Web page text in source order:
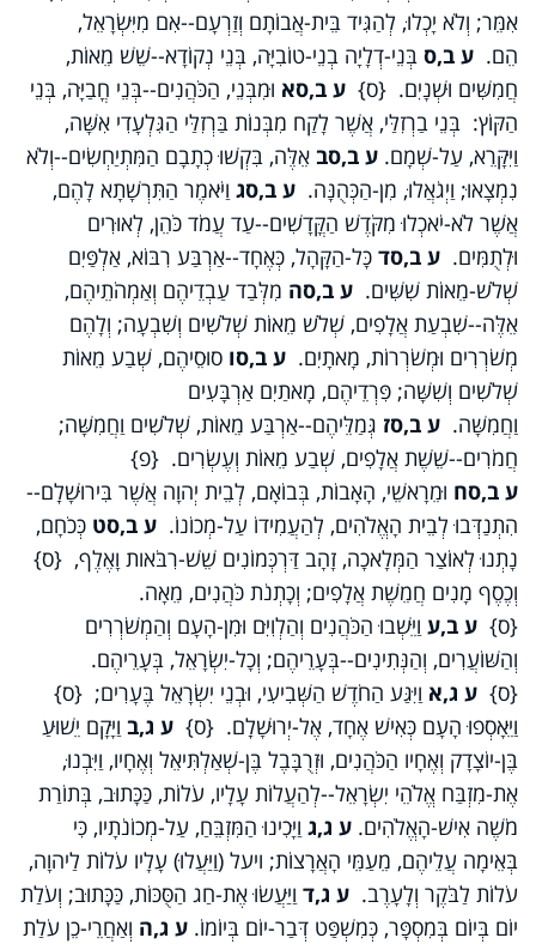
אִמֵּר; וְלֹא יָכְלוּ, לְהַגִּיד בֵּית-אֲבוֹתָם וְזַרְעָם--אִם מִיִּשְׂרָאֵל,
הֵם. ע ב,ס בְּנֵי-דְלָיָה בְנֵי-טוֹבִיָּה, בְּנֵי נְקוֹדָא--שֵׁשׁ מֵאוֹת,
חֲמִשִּׁים וּשְׁנָיִם. {ס} ע ב,סא וּמִבְּנֵי, הַכֹּהֲנִים--בְּנֵי חֳבַיָּה, בְּנֵי
הַקּוֹץ: בְּנֵי בַרְזִלַּי, אֲשֶׁר לָקַח מִבְּנוֹת בַּרְזִלַּי הַגִּלְעָדִי אִשָּׁה,
וַיִּקָּרֵא, עַל-שְׁמָם. ע ב,סב אֵלֶּה, בִּקְשׁוּ כְתָבָם הַמִּתְיַחְשִׂים--וְלֹא
נִמְצָאוּ; וַיְגֹאֲלוּ, מִן-הַכְּהֻנָּה. ע ב,סג וַיֹּאמֶר הַתִּרְשָׁתָא לָהֶם,
אֲשֶׁר לֹא-יֹאכְלוּ מִקֹּדֶשׁ הַקֳּדָשִׁים--עַד עֲמֹד כֹּהֵן, לְאוּרִים
וּלְתֻמִּים. ע ב,סד כָּל-הַקָּהָל, כְּאֶחָד--אַרְבַּע רִבּוֹא, אַלְפַּיִם
שְׁלֹשׁ-מֵאוֹת שִׁשִּׁים. ע ב,סה מִלְּבַד עַבְדֵיהֶם וְאַמְהֹתֵיהֶם,
אֵלֶּה--שִׁבְעַת אֲלָפִים, שְׁלֹשׁ מֵאוֹת שְׁלֹשִׁים וְשִׁבְעָה; וְלָהֶם
מְשֹׁרְרִים וּמְשֹׁרְרוֹת, מָאתָיִם. ע ב,סו סוּסֵיהֶם, שְׁבַע מֵאוֹת
שְׁלֹשִׁים וְשִׁשָּׁה; פִּרְדֵיהֶם, מָאתַיִם אַרְבָּעִים
וַחֲמִשָּׁה. ע ב,סז גְּמַלֵּיהֶם--אַרְבַּע מֵאוֹת, שְׁלֹשִׁים וַחֲמִשָּׁה;
חֲמֹרִים--שֵׁשֶׁת אֲלָפִים, שְׁבַע מֵאוֹת וְעֶשְׂרִים. {פ}
ע ב,סח וּמֵרָאשֵׁי, הָאָבוֹת, בְּבוֹאָם, לְבֵית יְהוָה אֲשֶׁר בִּירוּשָׁלִָם--
הִתְנַדְּבוּ לְבֵית הָאֱלֹהִים, לְהַעֲמִידוֹ עַל-מְכוֹנוֹ. ע ב,סט כְּכֹחָם,
נָתְנוּ לְאוֹצַר הַמְּלָאכָה, זָהָב דַּרְכְּמוֹנִים שֵׁשׁ-רִבֹּאות וָאֶלֶף, {ס}
וְכֶסֶף מָנִים חֲמֵשֶׁת אֲלָפִים; וְכָתְנֹת כֹּהֲנִים, מֵאָה.
{ס} ע ב,ע וַיֵּשְׁבוּ הַכֹּהֲנִים וְהַלְוִיִּם וּמִן-הָעָם וְהַמְשֹׁרְרִים
וְהַשּׁוֹעֲרִים, וְהַנְּתִינִים--בְּעָרֵיהֶם; וְכָל-יִשְׂרָאֵל, בְּעָרֵיהֶם.
{ס} ע ג,א וַיִּגַּע הַחֹדֶשׁ הַשְּׁבִיעִי, וּבְנֵי יִשְׂרָאֵל בֶּעָרִים; {ס}
וַיֵּאָסְפוּ הָעָם כְּאִישׁ אֶחָד, אֶל-יְרוּשָׁלִָם. {ס} ע ג,ב וַיָּקָם יֵשׁוּעַ
בֶּן-יוֹצָדָק וְאֶחָיו הַכֹּהֲנִים, וּזְרֻבָּבֶל בֶּן-שְׁאַלְתִּיאֵל וְאֶחָיו, וַיִּבְנוּ,
אֶת-מִזְבַּח אֱלֹהֵי יִשְׂרָאֵל--לְהַעֲלוֹת עָלָיו, עֹלוֹת, כַּכָּתוּב, בְּתוֹרַת
מֹשֶׁה אִישׁ-הָאֱלֹהִים. ע ג,ג וַיָּכִינוּ הַמִּזְבֵּחַ, עַל-מְכוֹנֹתָיו, כִּי
בְּאֵימָה עֲלֵיהֶם, מֵעַמֵּי הָאֲרָצוֹת; ויעל (וַיַּעֲלוּ) עָלָיו עֹלוֹת לַיהוָה,
עֹלוֹת לַבֹּקֶר וְלָעָרֶב. ע ג,ד וַיַּעֲשׂוּ אֶת-חַג הַסֻּכּוֹת, כַּכָּתוּב; וְעֹלַת
יוֹם בְּיוֹם בְּמִסְפָּר, כְּמִשְׁפַּט דְּבַר-יוֹם בְּיוֹמוֹ. ע ג,ה וְאַחֲרֵי-כֵן עֹלַת